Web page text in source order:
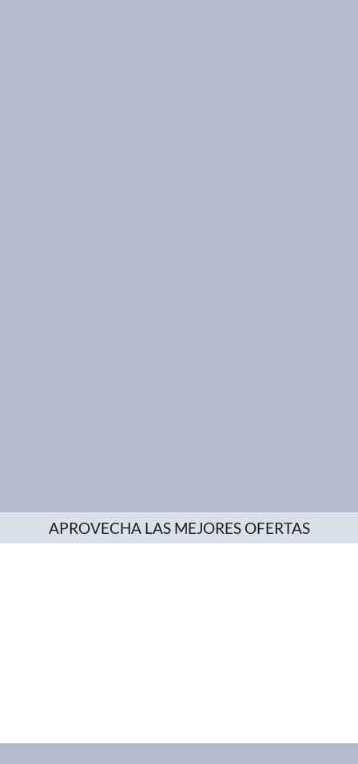
APROVECHA LAS MEJORES OFERTAS